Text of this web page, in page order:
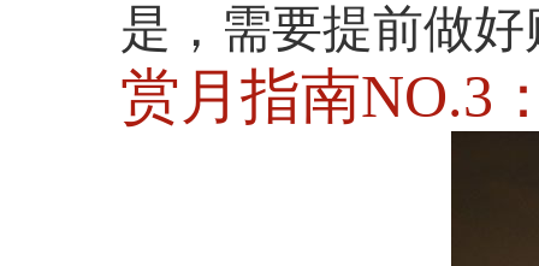
是，需要提前做
赏月指南NO.3